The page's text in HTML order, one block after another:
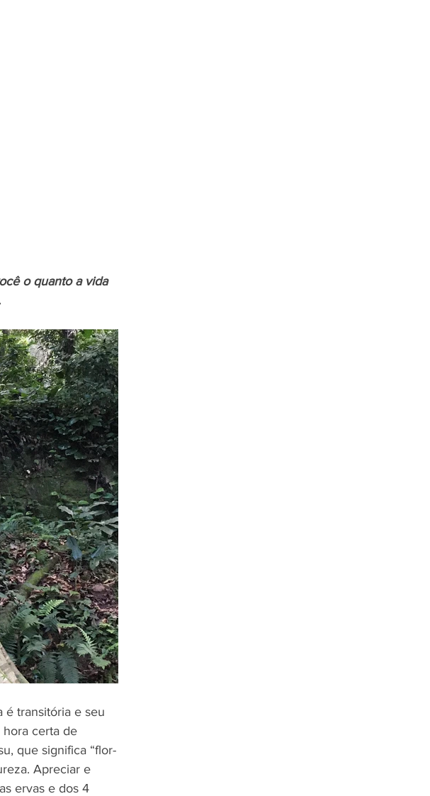
o quanto a vida
é transitória e seu
hora certa de
que significa “flor-
Apreciar e
ervas e dos 4